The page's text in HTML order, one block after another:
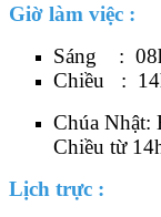
Giờ làm việc :
Sáng :
Chiều :
Chúa Nhật:
Chiều từ
Lịch trực :